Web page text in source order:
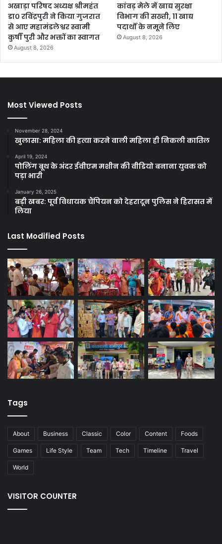
अखाड़ा परिषद अध्यक्ष श्रीमहंत
डा० रविंद्रपुरी ने किया गुजरात
से आए महामंडलेश्वर स्वामी
कुर्षी पुरी और भक्तों का स्वागत
August 8, 2026
कांवड़ मेले में खाद्य सुरक्षा
विभाग की सख्ती, 11 खाद्य
पदार्थों के नमूने लिए
August 8, 2026
Most Viewed Posts
November 28, 2024
खुलासा: महिला की हत्या करने वाली महिला ही निकली कातिल
April 19, 2024
पोलिंग बूथ के अंदर ईवीएम मशीन की वीडियो बनाना युवक को
पड़ा भारी
January 26, 2025
बड़ी खबर: पूर्व विधायक चैंपियन को देहरादून पुलिस ने हिरासत में
लिया
Last Modified Posts
Tags
About Business Classic Color Content Foods
Games Life Style Team Tech Timeline Travel
World
VISITOR COUNTER